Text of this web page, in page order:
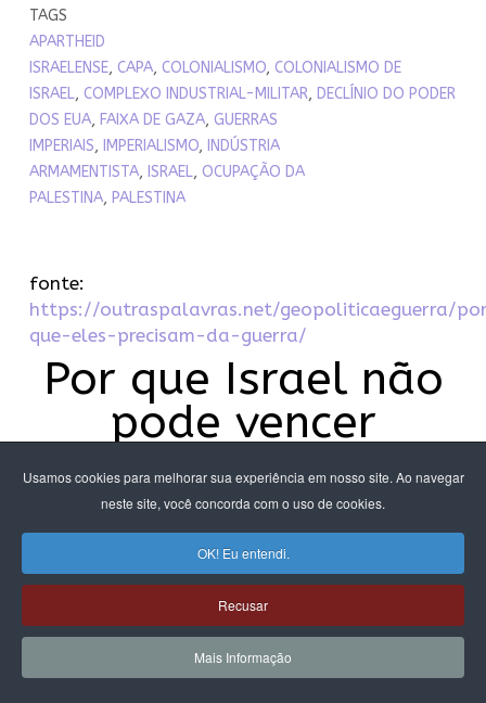
Usamos cookies para melhorar sua experiência em nosso site. Ao navegar
neste site, você concorda com o uso de cookies.
OK! Eu entendi.
Recusar
Mais Informação
TAGS
APARTHEID
ISRAELENSE, CAPA, COLONIALISMO, COLONIALISMO DE
ISRAEL, COMPLEXO INDUSTRIAL-MILITAR, DECLÍNIO DO PODER
DOS EUA, FAIXA DE GAZA, GUERRAS
IMPERIAIS, IMPERIALISMO, INDÚSTRIA
ARMAMENTISTA, ISRAEL, OCUPAÇÃO DA
PALESTINA, PALESTINA
fonte:
https://outraspalavras.net/geopoliticaeguerra/
que-eles-precisam-da-guerra/
Por que Israel não
pode vencer
julga que mais brutalidade esmagará, enfim, as
aspirações palestinas. Mas a violência volta-se contra